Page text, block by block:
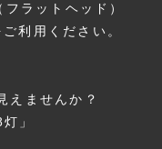
ラットヘッド）
利用ください。
ませんか？
」